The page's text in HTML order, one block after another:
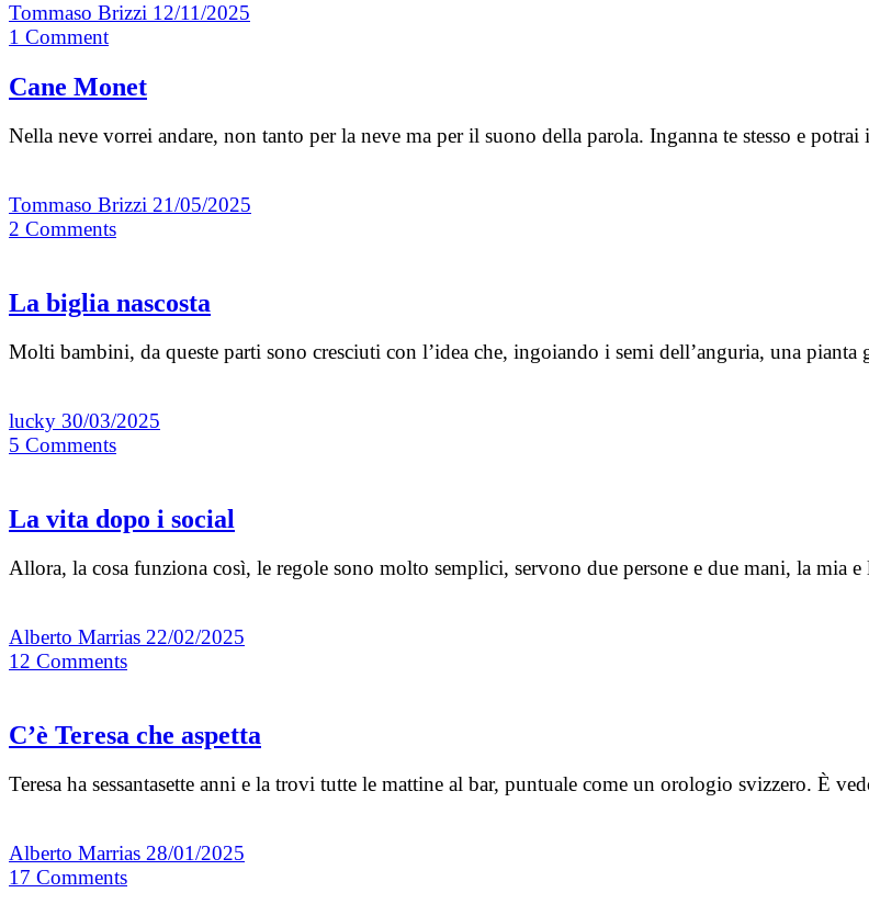
Tommaso Brizzi 12/11/2025
1 Comment
Cane Monet
Nella neve vorrei andare, non tanto per la neve ma per il suono della parola. Inganna te stesso e
Tommaso Brizzi 21/05/2025
2 Comments
La biglia nascosta
Molti bambini, da queste parti sono cresciuti con l’idea che, ingoiando i semi dell’anguria, una
lucky 30/03/2025
5 Comments
La vita dopo i social
Allora, la cosa funziona così, le regole sono molto semplici, servono due persone e due mani, la mia
Alberto Marrias 22/02/2025
12 Comments
C’è Teresa che aspetta
Teresa ha sessantasette anni e la trovi tutte le mattine al bar, puntuale come un orologio svizzero. È
Alberto Marrias 28/01/2025
17 Comments